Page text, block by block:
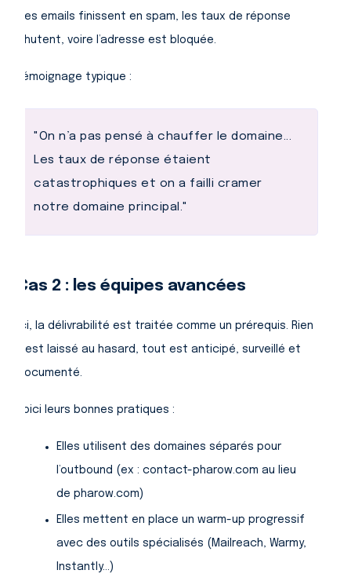
Des emails finissent en spam, les taux de réponse
chutent, voire l’adresse est bloquée.
Témoignage typique :
"On n’a pas pensé à chauffer le domaine...
Les taux de réponse étaient
catastrophiques et on a failli cramer
notre domaine principal."
Cas 2 : les équipes avancées
Ici, la délivrabilité est traitée comme un prérequis. Rien
n’est laissé au hasard, tout est anticipé, surveillé et
documenté.
Voici leurs bonnes pratiques :
Elles utilisent des domaines séparés pour
l’outbound (ex : contact-pharow.com au lieu
de pharow.com)
Elles mettent en place un warm-up progressif
avec des outils spécialisés (Mailreach, Warmy,
Instantly…)